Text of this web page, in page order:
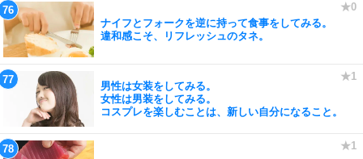
ナイフとフォークを逆に持って食事をしてみる。
違和感こそ、リフレッシュのタネ。
男性は女装をしてみる。
女性は男装をしてみる。
コスプレを楽しむことは、新しい自分になること。